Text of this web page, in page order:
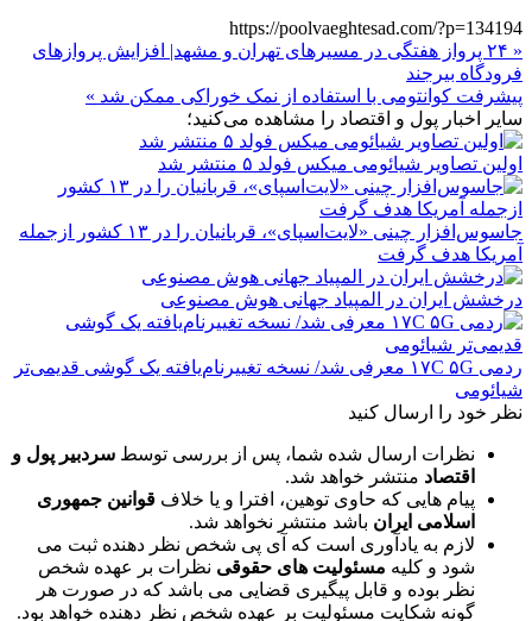
https://poolvaeghtesad.com/?p=134194
« ۲۴ پرواز هفتگی در مسیرهای تهران و مشهد| افزایش پروازهای
فرودگاه بیرجند
پیشرفت کوانتومی با استفاده از نمک خوراکی ممکن شد »
سایر اخبار پول و اقتصاد را مشاهده می‌کنید؛
اولین تصاویر شیائومی میکس فولد ۵ منتشر شد
جاسوس‌افزار چینی «لایت‌اسپای»، قربانیان را در ۱۳ کشور ازجمله
آمریکا هدف گرفت
درخشش ایران در المپیاد جهانی هوش مصنوعی
ردمی ۱۷C ۵G معرفی شد/ نسخه تغییرنام‌یافته یک گوشی قدیمی‌تر
شیائومی
نظر خود را ارسال کنید
نظرات ارسال شده شما، پس از بررسی توسط سردبیر پول و
اقتصاد منتشر خواهد شد.
پیام هایی که حاوی توهین، افترا و یا خلاف قوانین جمهوری
اسلامی ایران باشد منتشر نخواهد شد.
لازم به یادآوری است که آی پی شخص نظر دهنده ثبت می
شود و کلیه مسئولیت های حقوقی نظرات بر عهده شخص
نظر بوده و قابل پیگیری قضایی می باشد که در صورت هر
گونه شکایت مسئولیت بر عهده شخص نظر دهنده خواهد بود.